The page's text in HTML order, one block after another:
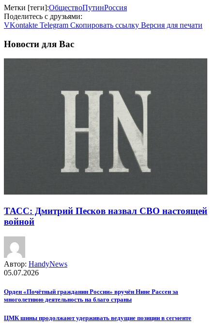
Метки [теги]:ОбществоПутинРоссия
Поделитесь с друзьями:
VKontakte Telegram Скопировать ссылку Версия для печати
Новости для Вас
ТАСС: Дмитрий Песков назвал СВО настоящей
войной
Автор: HandyNews
05.07.2026
Орден «Почётный гражданин России» вручён Нине Рассен за
многолетнюю деятельность на благо страны
ЦМК шины продолжают удерживать ведущие позиции в сегменте